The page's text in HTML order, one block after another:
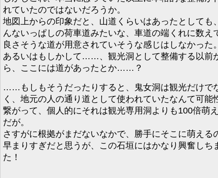
れていたのではないだろうか。
地図上からの印象だと、山道くらいはあったとしても
んないっぱしの荷車道みたいな、車道の端くれに数え
良さそうな道が用意されていそうな感じはしなかった
あるいはもしかして……、観光洞として整備する以前
ら、ここには道があったとか……？
……もしもそうだったりすると、鬼女洞は観光だけで
く、地元の人の通り道として使われていたなんて可能
繋がって、個人的にそれは観光専用洞よりも100倍萌
だが。
さすがに根拠がまだないなかで、勝手にそこに萌える
早まりすぎだと思うが、この石垣にはかなり興奮しち
た！